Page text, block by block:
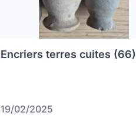
Encriers terres cuites (66)
19/02/2025